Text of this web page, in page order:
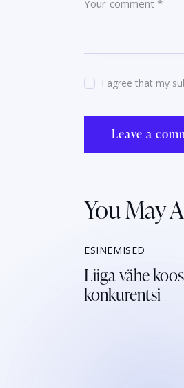
I agree that my
You May
ESINEMISED
Liiga vähe
konkurentsi